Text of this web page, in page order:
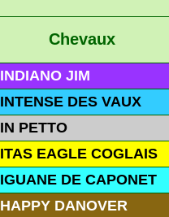
Chevaux
INDIANO JIM
INTENSE DES VAUX
IN PETTO
ITAS EAGLE COGLAIS
IGUANE DE CAPONET
HAPPY DANOVER